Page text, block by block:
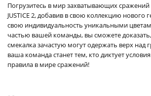
Погрузитесь в мир захватывающих сражений
JUSTICE 2, добавив в свою коллекцию нового
свою индивидуальность уникальными
частью вашей команды, вы сможете
смекалка зачастую могут одержать верх над
ваша команда станет тем, кто диктует
правила в мире сражений!